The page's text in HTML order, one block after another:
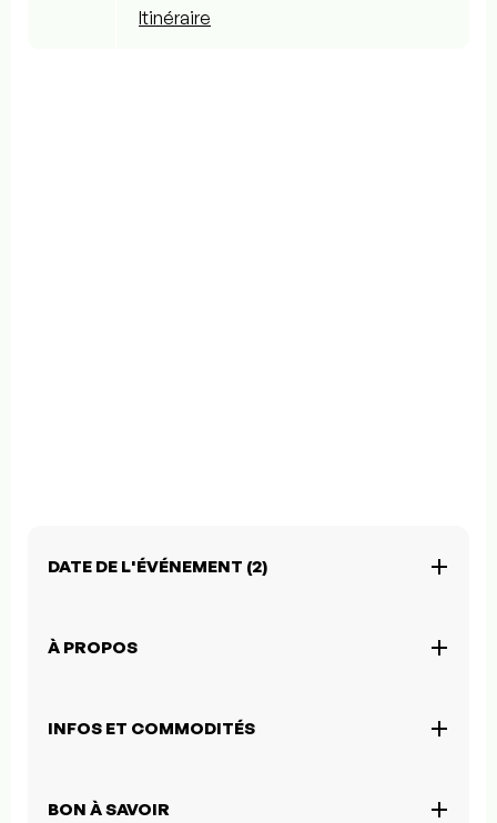
Itinéraire
DATE DE L'ÉVÉNEMENT (2)
À PROPOS
INFOS ET COMMODITÉS
BON À SAVOIR